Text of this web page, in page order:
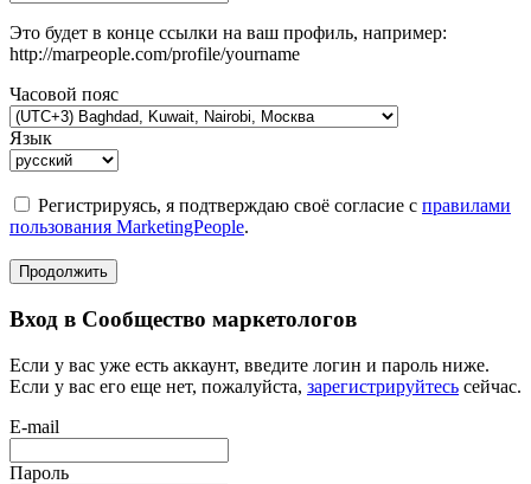
Это будет в конце ссылки на ваш профиль, например:
http://marpeople.com/profile/yourname
Часовой пояс
Язык
Регистрируясь, я подтверждаю своё согласие с правилами
пользования MarketingPeople.
Продолжить
Вход в Сообщество маркетологов
Если у вас уже есть аккаунт, введите логин и пароль ниже.
Если у вас его еще нет, пожалуйста, зарегистрируйтесь сейчас.
E-mail
Пароль